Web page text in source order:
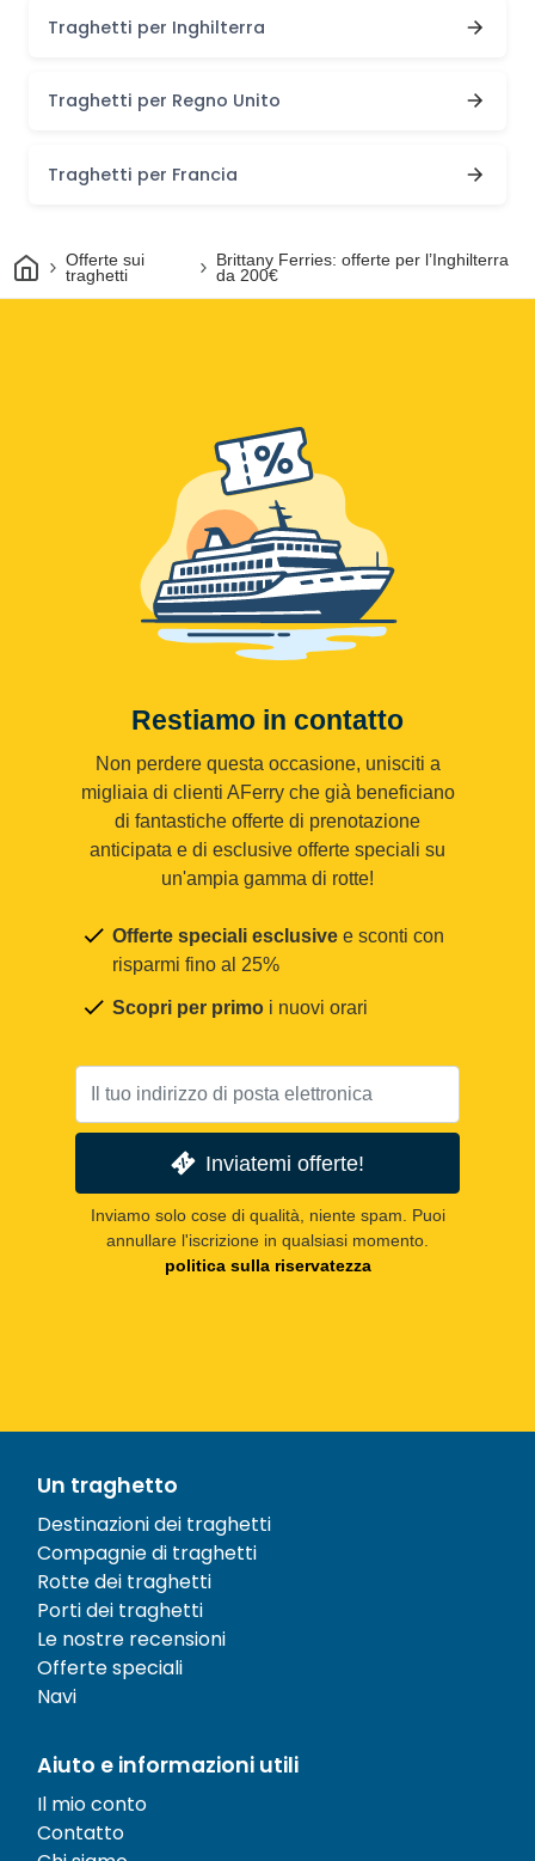
Traghetti per Inghilterra
Traghetti per Regno Unito
Traghetti per Francia
CasaOfferte sui
traghetti
Brittany Ferries: offerte per l’Inghilterra
da 200€
Restiamo in contatto
Non perdere questa occasione, unisciti a
migliaia di clienti AFerry che già beneficiano
di fantastiche offerte di prenotazione
anticipata e di esclusive offerte speciali su
un'ampia gamma di rotte!
Offerte speciali esclusive e sconti con
risparmi fino al 25%
Scopri per primo i nuovi orari
Inviatemi offerte!
Inviamo solo cose di qualità, niente spam. Puoi
annullare l'iscrizione in qualsiasi momento.
politica sulla riservatezza
Un traghetto
Destinazioni dei traghetti
Compagnie di traghetti
Rotte dei traghetti
Porti dei traghetti
Le nostre recensioni
Offerte speciali
Navi
Aiuto e informazioni utili
Il mio conto
Contatto